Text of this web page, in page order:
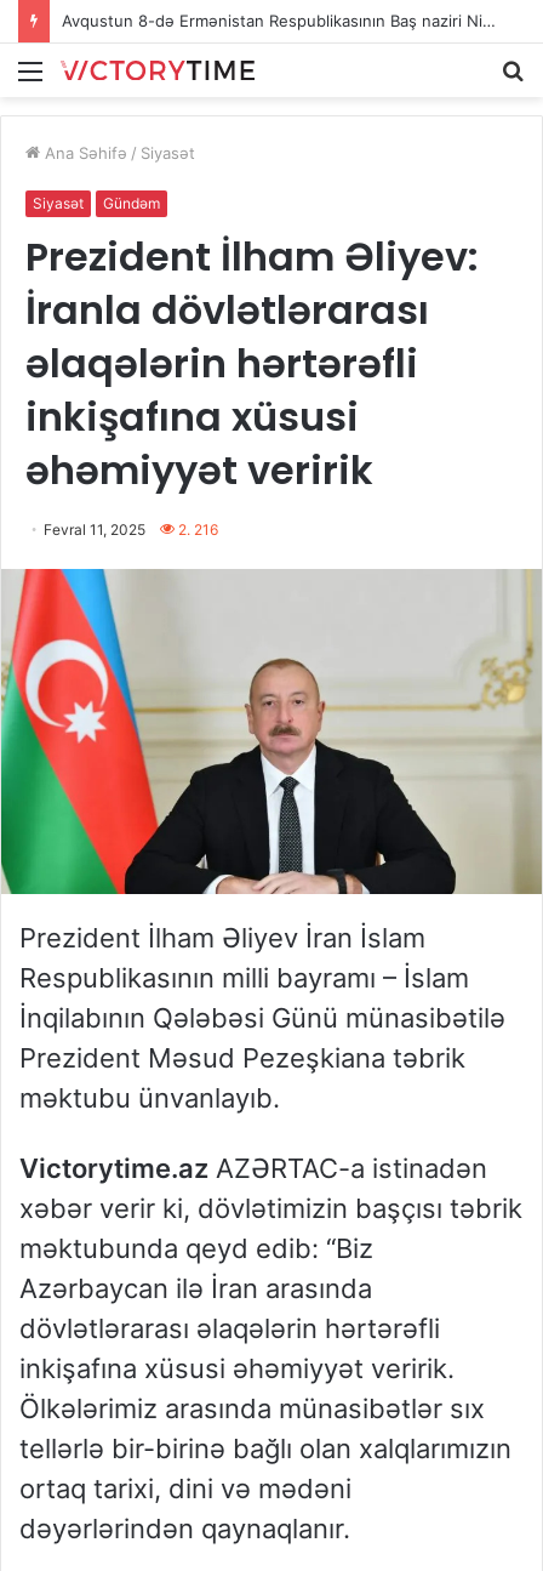
Avqustun 8-də Ermənistan Respublikasının Baş naziri Nikol Paşinyan Azərbaycan Respublikasının Prezidenti İlham Əliyevə zəng edib
Menu
Ana Səhifə / Siyasət
Siyasət Gündəm
Prezident İlham Əliyev:
İranla dövlətlərarası
əlaqələrin hərtərəfli
inkişafına xüsusi
əhəmiyyət veririk
Fevral 11, 2025 2. 216
Prezident İlham Əliyev İran İslam
Respublikasının milli bayramı – İslam
İnqilabının Qələbəsi Günü münasibətilə
Prezident Məsud Pezeşkiana təbrik
məktubu ünvanlayıb.
Victorytime.az AZƏRTAC-a istinadən
xəbər verir ki, dövlətimizin başçısı təbrik
məktubunda qeyd edib: “Biz
Azərbaycan ilə İran arasında
dövlətlərarası əlaqələrin hərtərəfli
inkişafına xüsusi əhəmiyyət veririk.
Ölkələrimiz arasında münasibətlər sıx
tellərlə bir-birinə bağlı olan xalqlarımızın
ortaq tarixi, dini və mədəni
dəyərlərindən qaynaqlanır.